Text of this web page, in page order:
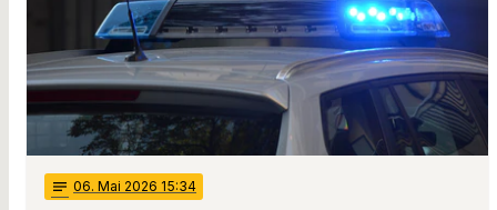
notes 06. Mai 2026 15:34